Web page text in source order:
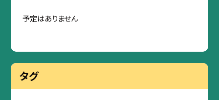
予定はありません
タグ